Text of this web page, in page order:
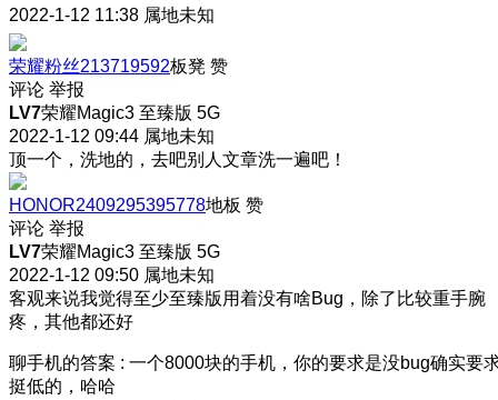
2022-1-12 11:38 属地未知
荣耀粉丝213719592板凳 赞
评论 举报
LV7荣耀Magic3 至臻版 5G
2022-1-12 09:44 属地未知
顶一个，洗地的，去吧别人文章洗一遍吧！
HONOR2409295395778地板 赞
评论 举报
LV7荣耀Magic3 至臻版 5G
2022-1-12 09:50 属地未知
客观来说我觉得至少至臻版用着没有啥Bug，除了比较重手腕
疼，其他都还好
聊手机的答案 : 一个8000块的手机，你的要求是没bug确实要
挺低的，哈哈